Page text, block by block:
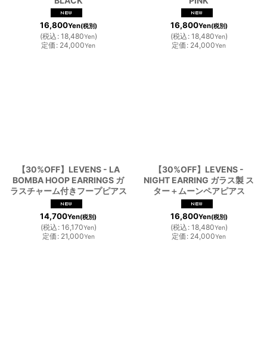
16,800Yen(税別)
(税込 : 18,480Yen)
定価 : 24,000Yen
16,800Yen(税別)
(税込 : 18,480Yen)
定価 : 24,000Yen
【30%OFF】LEVENS - LA
BOMBA HOOP EARRINGS ガ
ラスチャーム付きフープピアス
14,700Yen(税別)
(税込 : 16,170Yen)
定価 : 21,000Yen
【30%OFF】LEVENS -
NIGHT EARRING ガラス製 ス
ター＋ムーンペアピアス
16,800Yen(税別)
(税込 : 18,480Yen)
定価 : 24,000Yen